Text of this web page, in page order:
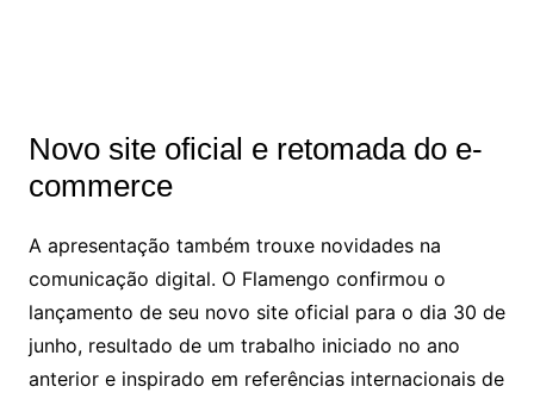
Novo site oficial e retomada do e-
commerce
A apresentação também trouxe novidades na
comunicação digital. O Flamengo confirmou o
lançamento de seu novo site oficial para o dia 30 de
junho, resultado de um trabalho iniciado no ano
anterior e inspirado em referências internacionais de